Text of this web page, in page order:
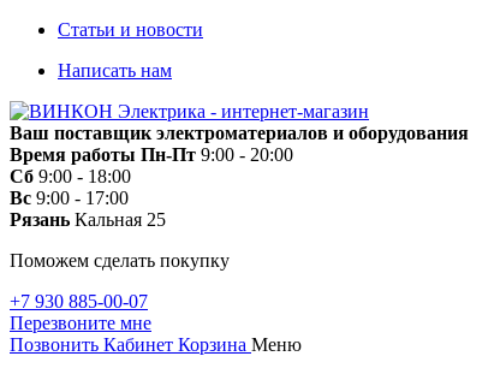
Статьи и новости
Написать нам
Ваш поставщик электроматериалов и оборудования
Время работы Пн-Пт 9:00 - 20:00
Сб 9:00 - 18:00
Вс 9:00 - 17:00
Рязань Кальная 25
Поможем сделать покупку
+7 930 885-00-07
Перезвоните мне
Позвонить Кабинет Корзина Меню